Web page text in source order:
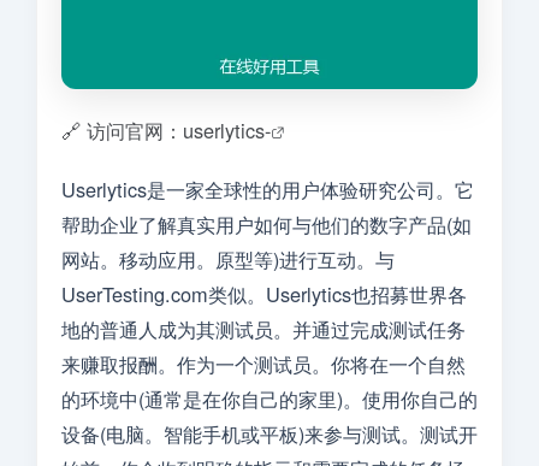
🔗 访问官网：userlytics-
Userlytics是一家全球性的用户体验研究公司。它
帮助企业了解真实用户如何与他们的数字产品(如
网站。移动应用。原型等)进行互动。与
UserTesting.com类似。Userlytics也招募世界各
地的普通人成为其测试员。并通过完成测试任务
来赚取报酬。作为一个测试员。你将在一个自然
的环境中(通常是在你自己的家里)。使用你自己的
设备(电脑。智能手机或平板)来参与测试。测试开